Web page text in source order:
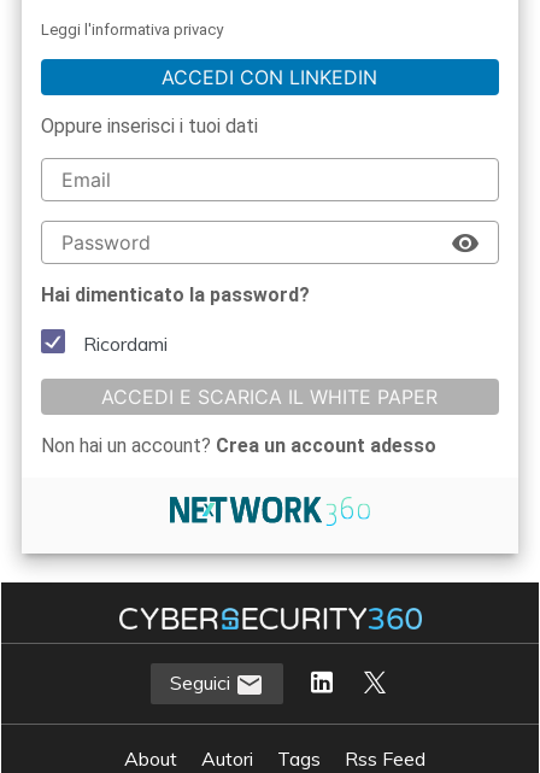
Leggi l'informativa privacy
ACCEDI CON LINKEDIN
Oppure inserisci i tuoi dati
Hai dimenticato la password?
Ricordami
ACCEDI E SCARICA IL WHITE PAPER
Non hai un account? Crea un account adesso
Seguici
About Autori Tags
Rss Feed